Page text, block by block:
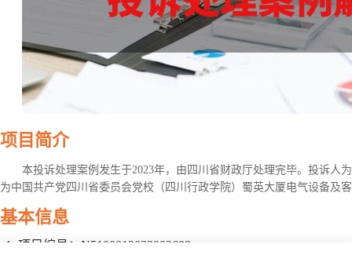
项目简介
本投诉处理案例发生于2023年，由四川省财政厅处理完毕。投诉人
为中国共产党四川省委员会党校（四川行政学院）蜀英大厦电气设备及
基本信息
项目编号：N5100012022003699